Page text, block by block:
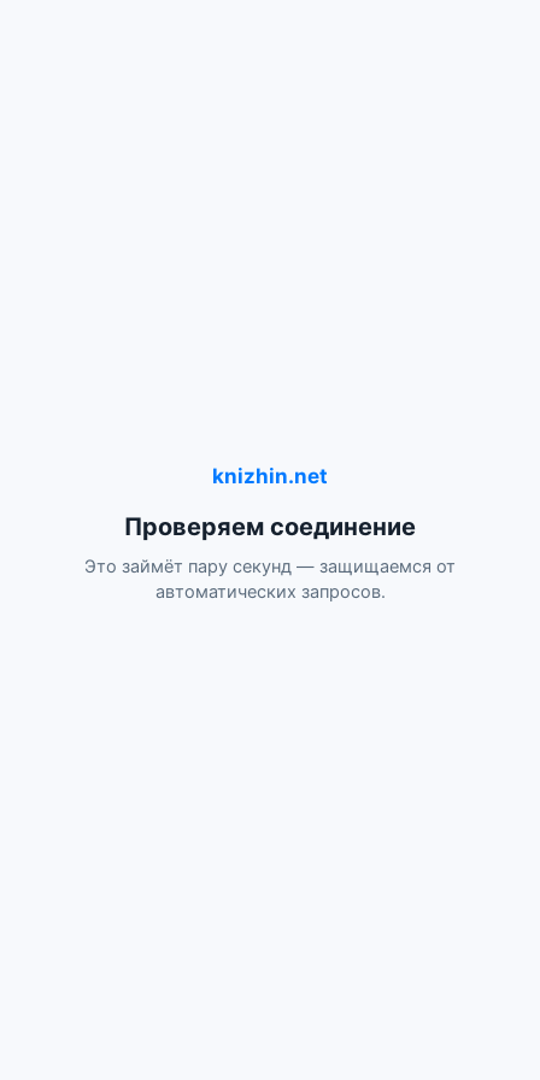
knizhin.net
Проверяем соединение
Это займёт пару секунд — защищаемся от
автоматических запросов.